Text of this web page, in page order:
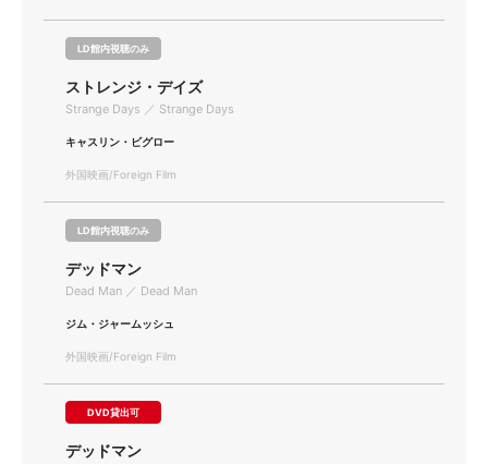
LD館内視聴のみ
ストレンジ・デイズ
Strange Days ／ Strange Days
キャスリン・ビグロー
外国映画/Foreign Film
LD館内視聴のみ
デッドマン
Dead Man ／ Dead Man
ジム・ジャームッシュ
外国映画/Foreign Film
DVD貸出可
デッドマン